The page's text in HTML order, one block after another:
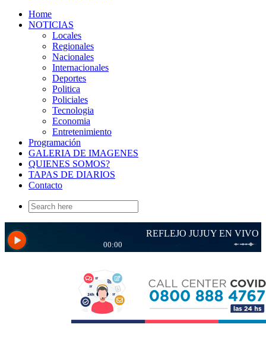
Home
NOTICIAS
Locales
Regionales
Nacionales
Internacionales
Deportes
Politica
Policiales
Tecnologia
Economia
Entretenimiento
Programación
GALERIA DE IMAGENES
QUIENES SOMOS?
TAPAS DE DIARIOS
Contacto
Search
for: